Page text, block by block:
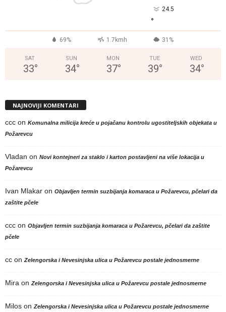
24.5
°
69% 1.7kmh 31%
SAT
33°
SUN
34°
MON
37°
TUE
39°
WED
34°
NAJNOVIJI KOMENTARI
ccc on Komunalna milicija kreće u pojačanu kontrolu ugostiteljskih objekata u
Požarevcu
Vladan on Novi kontejneri za staklo i karton postavljeni na više lokacija u
Požarevcu
Ivan Mlakar on Objavljen termin suzbijanja komaraca u Požarevcu, pčelari da
zaštite pčele
ccc on Objavljen termin suzbijanja komaraca u Požarevcu, pčelari da zaštite
pčele
cc on Zelengorska i Nevesinjska ulica u Požarevcu postale jednosmerne
Mira on Zelengorska i Nevesinjska ulica u Požarevcu postale jednosmerne
Milos on Zelengorska i Nevesinjska ulica u Požarevcu postale jednosmerne